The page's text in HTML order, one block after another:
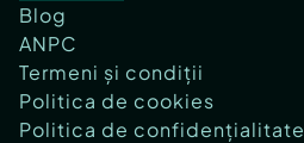
Blog
ANPC
Termeni și condiții
Politica de cookies
Politica de confidențialitate